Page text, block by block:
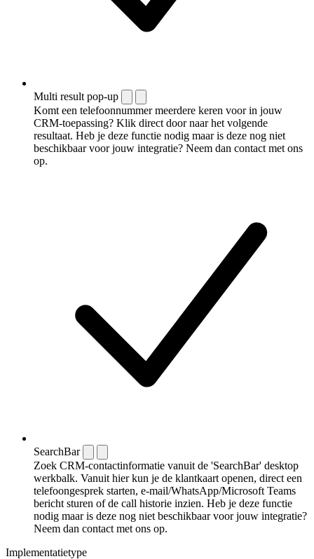
Multi result pop-up
Komt een telefoonnummer meerdere keren voor in jouw
CRM-toepassing? Klik direct door naar het volgende
resultaat. Heb je deze functie nodig maar is deze nog niet
beschikbaar voor jouw integratie? Neem dan contact met ons
op.
SearchBar
Zoek CRM-contactinformatie vanuit de 'SearchBar' desktop
werkbalk. Vanuit hier kun je de klantkaart openen, direct een
telefoongesprek starten, e-mail/WhatsApp/Microsoft Teams
bericht sturen of de call historie inzien. Heb je deze functie
nodig maar is deze nog niet beschikbaar voor jouw integratie?
Neem dan contact met ons op.
Implementatietype